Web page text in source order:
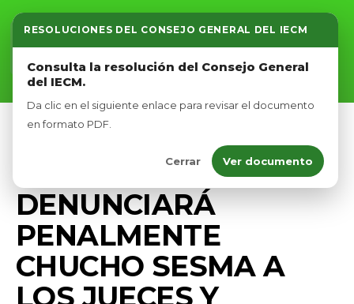
RESOLUCIONES DEL CONSEJO GENERAL DEL IECM
Consulta la resolución del Consejo General
del IECM.
Da clic en el siguiente enlace para revisar el documento
en formato PDF.
Cerrar Ver documento
Inicio
Nosotros
Afíliate
LEGAL
PRENSA
DENUNCIARÁ
PENALMENTE
CHUCHO SESMA A